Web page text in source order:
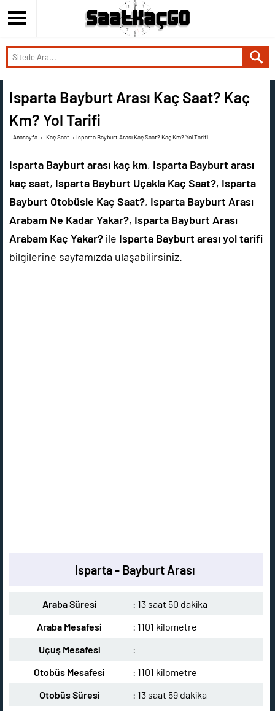
Isparta Bayburt Arası Kaç Saat? Kaç
Km? Yol Tarifi
Anasayfa › Kaç Saat › Isparta Bayburt Arası Kaç Saat? Kaç Km? Yol Tarifi
Isparta Bayburt arası kaç km, Isparta Bayburt arası
kaç saat, Isparta Bayburt Uçakla Kaç Saat?, Isparta
Bayburt Otobüsle Kaç Saat?, Isparta Bayburt Arası
Arabam Ne Kadar Yakar?, Isparta Bayburt Arası
Arabam Kaç Yakar? ile Isparta Bayburt arası yol tarifi
bilgilerine sayfamızda ulaşabilirsiniz.
Isparta - Bayburt Arası
Araba Süresi
: 13 saat 50 dakika
Araba Mesafesi
: 1101 kilometre
Uçuş Mesafesi
:
Otobüs Mesafesi
: 1101 kilometre
Otobüs Süresi
: 13 saat 59 dakika